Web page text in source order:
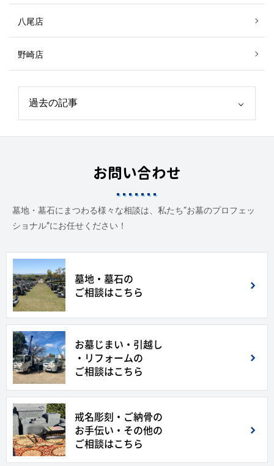
八尾店
野崎店
お問い合わせ
墓地・墓石にまつわる様々な相談は、私たち“お墓のプロフェッ
ショナル”にお任せください！
墓地・墓石の
ご相談はこちら
お墓じまい・引越し
・リフォームの
ご相談はこちら
戒名彫刻・ご納骨の
お手伝い・その他の
ご相談はこちら